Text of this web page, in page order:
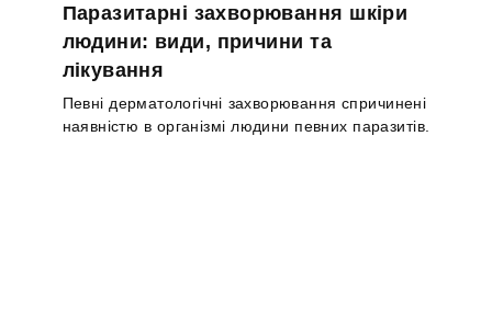
Паразитарні захворювання шкіри
людини: види, причини та
лікування
Певні дерматологічні захворювання спричинені
наявністю в організмі людини певних паразитів.